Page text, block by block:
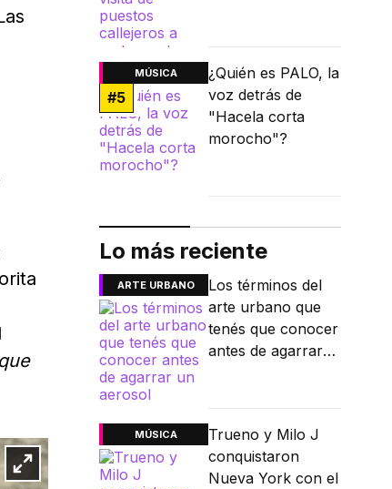
MÚSICA
#5
¿Quién es PALO, la
voz detrás de
"Hacela corta
morocho"?
Lo más reciente
ARTE URBANO
Los términos del
arte urbano que
tenés que conocer
antes de agarrar
MÚSICA
Trueno y Milo J
conquistaron
Nueva York con el